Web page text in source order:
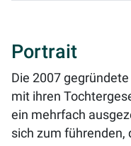
Portrait
Die 2007
mit ihren
ein mehrfach
sich zum führenden,